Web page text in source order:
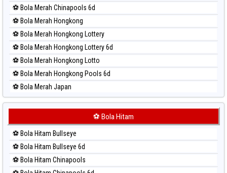
Paito Harian Taiwan
⚽ Bola Merah Chinapools 6d
⚽ Bola Merah Hongkong
⚽ Bola Merah Hongkong Lottery
⚽ Bola Merah Hongkong Lottery 6d
⚽ Bola Merah Hongkong Lotto
⚽ Bola Merah Hongkong Pools 6d
⚽ Bola Merah Japan
⚽ Bola Merah Japan 6d
⚽ Bola Merah Kuda Lari
⚽ Bola Merah Magnum Cambodia
⚽ Bola Merah Nagoya
⚽ Bola Merah North Carolina Day
⚽ Bola Hitam
⚽ Bola Hitam Bullseye
⚽ Bola Hitam Bullseye 6d
⚽ Bola Hitam Chinapools